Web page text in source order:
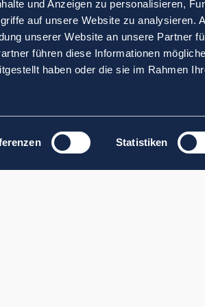
und Anzeigen zu personalisieren,
auf unsere Website zu analysieren.
unserer Website an unsere Partner
führen diese Informationen
haben oder die sie im Rahmen
Statistiken